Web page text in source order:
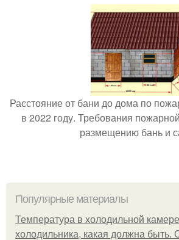
Расстояние от бани до дома по
в 2022 году. Требования
размещению бань и
Популярные материалы
Температура в холодильной
холодильника, какая должна быть.